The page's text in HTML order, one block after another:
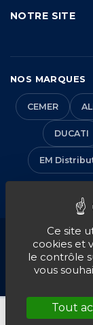
NOTRE SITE
NOS MARQUES
CEMER
DUCATI
EM
© 2016-
Ce site
cookies et
le contrôle
vous
Tout